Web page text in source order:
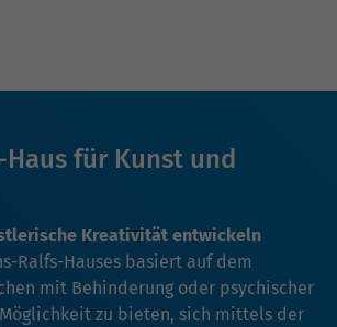
für Kunst und
Kreativität entwickeln
Ralfs-Hauses basiert auf dem
mit Behinderung oder psychischer
zu bieten, sich mittels der